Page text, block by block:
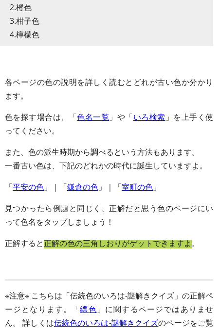
2.橙色
3.柑子色
4.檸檬色
各ページの色の説明を詳しく読むとどれが古い色か分かり
ます。
色を探す場合は、「色名一覧 」や「いろ検索 」を上手く使
ってください。
また、色の派生時期から調べるという方法もあります。
一番古い色は、下記のどれかの時代に誕生していますよ。
「平安の色 」｜「鎌倉の色 」｜「室町の色 」
見つかったら例題と同じく、正解だと思う色のページにい
って色名をタップしましょう！
正解すると正解の色の三角しおりがゲットできますよ。
※注意※ こちらは「伝統色のいろは-謎解きクイズ」の正解ペ
ージとなります。「縹色 」に関するページではありませ
ん。 詳しくは伝統色のいろは-謎解きクイズのページをご覧